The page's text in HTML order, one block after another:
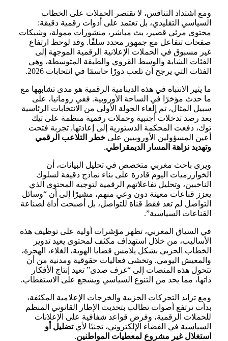
ومع اشتداد التنافس، لا تقتصر الحملات على الخطاب
السياسي التقليدي، بل تعتمد على أدوات رقمية دقيقة:
محتوى مرئي قصير، بث مباشر، منشورات ممولة، وشبكات
صفحات تتفاعل مع جمهور محدد سلفًا. وقد لوحظ ارتفاع
غير مسبوق في الحملات الإعلانية الرقمية الموجهة إلى
الفئات الشابة والوسط القروي والطبقة المتوسطة، وهي
الفئات التي يرجح أن تلعب دورًا حاسمًا في انتخابات 2026.
ما يثير الانتباه في هذه الدينامية الرقمية هو مدى تشابهها مع
ما حدث مؤخرًا في الساحة الأوروبية. ففي رومانيا، على
سبيل المثال، تم إلغاء الجولة الأولى من الانتخابات الرئاسية
بعد رصد تدخلات أجنبية وحملات رقمية منظمة على تيك
توك، دفعت المحكمة الدستورية إلى إعادتها. تجربة فتحت
أعين المسؤولين الأوروبيين على خطر التلاعب الرقمي
وتهديد نزاهة المسار الديمقراطي.
ويرى باحث مغربي متخصص في تحليل البيانات، أن
الخوارزميات اليوم قادرة على بناء نماذج دقيقة لسلوك
الناخبين، وتحليل تفاعلاتهم الرقمية لتوجيه المحتوى الذي
يعزز قناعات معينة دون وعي منهم، مشيرًا إلى أن “وسائل
التواصل لم تعد فقط قناة للتواصل، بل أصبحت أداة لصناعة
القناعات السياسية”.
في السياق المغربي، تظهر مؤشرات أولية على توظيف هذه
الأساليب، من خلال استهداف مكثف لمحتوى يعيد تدوير
الخطاب الحزبي بشكل يلامس قضايا الهوية، الغلاء، الهجرة،
والمعيش اليومي. وتخشى فعاليات حقوقية ومدنية من أن
تتحول هذه المنصات إلى “غرف صدى” تعيد إنتاج الأفكار
ذاتها، مما يحد من التنوع السياسي ويشجع على الاستقطاب.
ومع تزايد التحركات الحزبية والخرجات الإعلامية المكثفة،
بدأت ترتفع أصوات تطالب بتحديث الإطار القانوني المنظم
للحملات الرقمية، وفرض قواعد شفافية على الإعلانات
السياسية في الفضاء الإلكتروني، تجنبًا لأيتضليل أو
استغلال غير مشروع لمعطيات المواطنين.